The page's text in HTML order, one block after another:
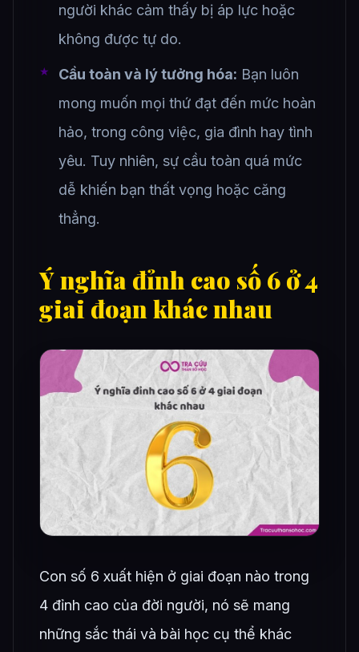
người khác cảm thấy bị áp lực hoặc
không được tự do.
Cầu toàn và lý tưởng hóa: Bạn luôn
mong muốn mọi thứ đạt đến mức hoàn
hảo, trong công việc, gia đình hay tình
yêu. Tuy nhiên, sự cầu toàn quá mức
dễ khiến bạn thất vọng hoặc căng
thẳng.
Ý nghĩa đỉnh cao số 6 ở 4
giai đoạn khác nhau
Con số 6 xuất hiện ở giai đoạn nào trong
4 đỉnh cao của đời người, nó sẽ mang
những sắc thái và bài học cụ thể khác